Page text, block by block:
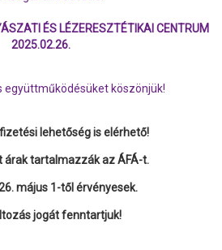
ÉS LÉZERESZTÉTIKAI CENTRUM
2025.02.26.
együttműködésüket köszönjük!
lehetőség is elérhető!
tartalmazzák az ÁFÁ-t.
május 1-től érvényesek.
jogát fenntartjuk!